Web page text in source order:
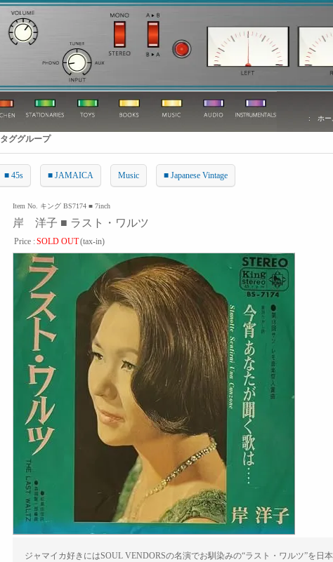
: ホー
タググループ
■ 45s ■ JAMAICA Music ■ Japanese Vintage
Item No. キング BS7174 ■ 7inch
岸 洋子 ■ ラスト・ワルツ
Price :SOLD OUT(tax-in)
ジャマイカ好きにはSOUL VENDORSの名演でお馴染みの“ラスト・ワルツ”を日本